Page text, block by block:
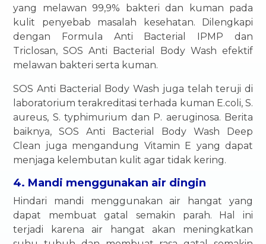
yang melawan 99,9% bakteri dan kuman pada
kulit penyebab masalah kesehatan. Dilengkapi
dengan Formula Anti Bacterial IPMP dan
Triclosan, SOS Anti Bacterial Body Wash efektif
melawan bakteri serta kuman.
SOS Anti Bacterial Body Wash juga telah teruji di
laboratorium terakreditasi terhada kuman E.coli, S.
aureus, S. typhimurium dan P. aeruginosa. Berita
baiknya, SOS Anti Bacterial Body Wash Deep
Clean juga mengandung Vitamin E yang dapat
menjaga kelembutan kulit agar tidak kering.
4. Mandi menggunakan air dingin
Hindari mandi menggunakan air hangat yang
dapat membuat gatal semakin parah. Hal ini
terjadi karena air hangat akan meningkatkan